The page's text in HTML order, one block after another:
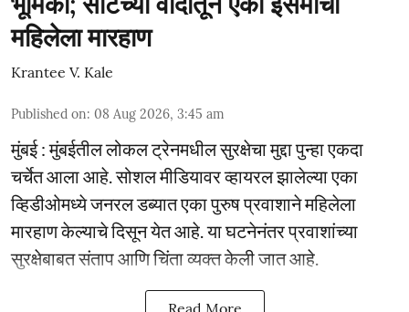
महिलेला मारहाण
Krantee V. Kale
Published on: 08 Aug 2026, 3:45 am
मुंबई : मुंबईतील लोकल ट्रेनमधील सुरक्षेचा मुद्दा पुन्हा एकदा
चर्चेत आला आहे. सोशल मीडियावर व्हायरल झालेल्या एका
व्हिडीओमध्ये जनरल डब्यात एका पुरुष प्रवाशाने महिलेला
मारहाण केल्याचे दिसून येत आहे. या घटनेनंतर प्रवाशांच्या
सुरक्षेबाबत संताप आणि चिंता व्यक्त केली जात आहे.
Read More